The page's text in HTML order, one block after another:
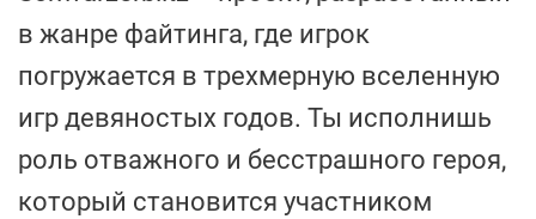
в жанре файтинга, где игрок
погружается в трехмерную вселенную
игр девяностых годов. Ты исполнишь
роль отважного и бесстрашного героя,
который становится участником